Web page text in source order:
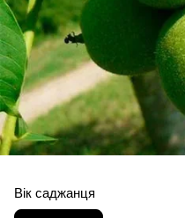
Вік саджанця